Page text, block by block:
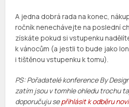
A jedna dobrá rada na konec,
ročník nenechávejte na poslední
získáte pokud si vstupenku
k vánocům (a jestli to bude jako
i tištěnou vstupenku k tomu).
PS: Pořadatelé konference By
zatím jsou v tomhle ohledu trochu
doporučuju sepřihlásit k odběru